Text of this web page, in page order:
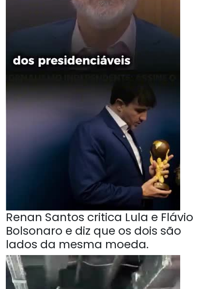
Renan Santos critica Lula e Flávio
Bolsonaro e diz que os dois são
lados da mesma moeda.